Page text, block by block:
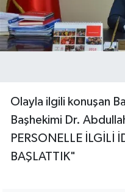
Olayla ilgili konuşan
Başhekimi Dr.
PERSONELLE İLGİLİ
BAŞLATTIK"